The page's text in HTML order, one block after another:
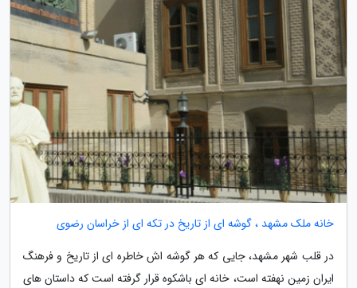
خانه ملک مشهد ، گوشه ای از تاریخ در تکه ای از خراسان رضوی
در قلب شهر مشهد، جایی که هر گوشه اش خاطره ای از تاریخ و فرهنگ
ایران زمین نهفته است، خانه ای باشکوه قرار گرفته است که داستان های